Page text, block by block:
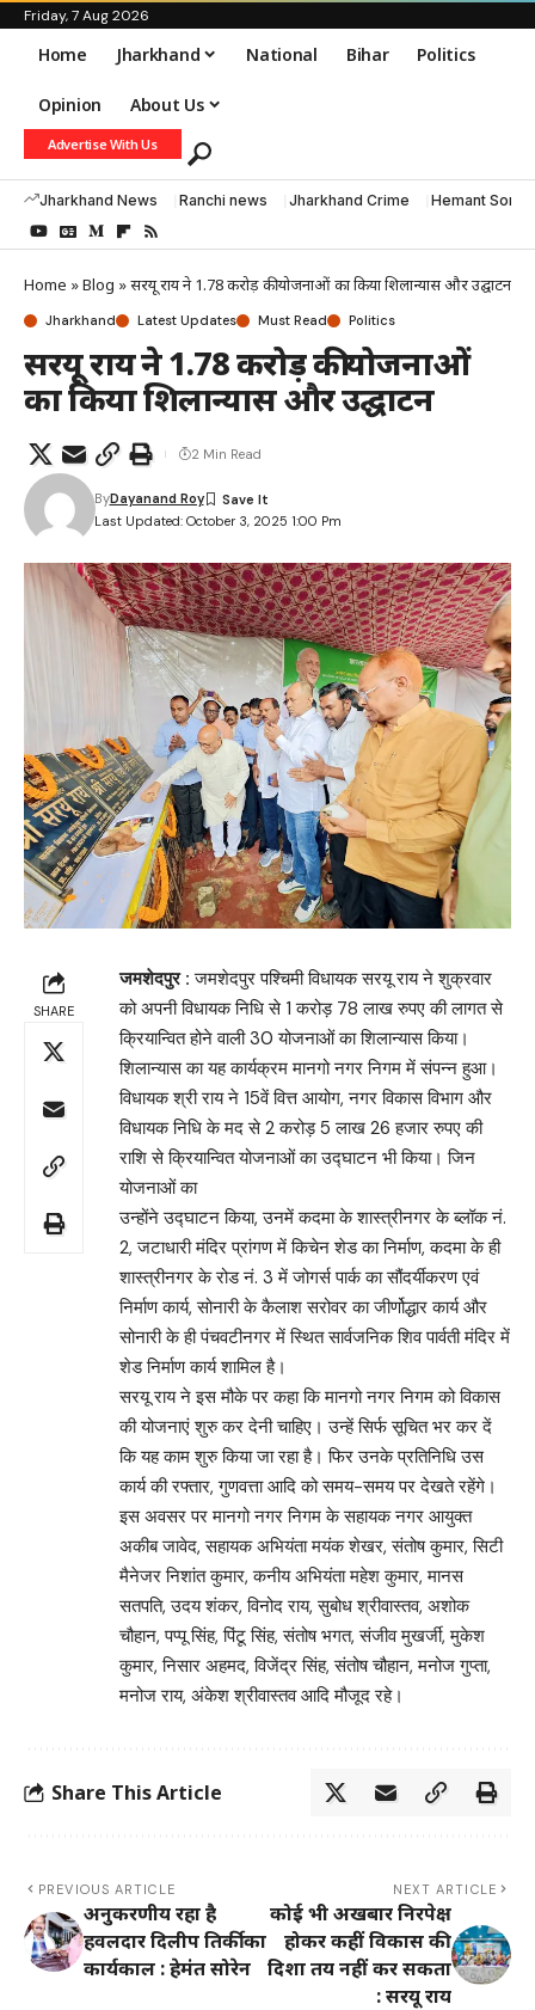
Friday, 7 Aug 2026
Home Jharkhand National Bihar Politics
Opinion About Us
Advertise With Us
Jharkhand News Ranchi news Jharkhand Crime Hemant Soren
Home »Blog »सरयू राय ने 1.78 करोड़ की योजनाओं का किया शिलान्यास और उद्घाटन
Jharkhand Latest Updates Must Read Politics
सरयू राय ने 1.78 करोड़ की योजनाओं
का किया शिलान्यास और उद्घाटन
Last Updated: October 3, 2025 1:00 Pm
ByDayanand Roy
2 Min Read
SHARE
जमशेदपुर :जमशेदपुर पश्चिमी विधायक सरयू राय ने शुक्रवार
को अपनी विधायक निधि से 1 करोड़ 78 लाख रुपए की लागत से
क्रियान्वित होने वाली 30 योजनाओं का शिलान्यास किया।
शिलान्यास का यह कार्यक्रम मानगो नगर निगम में संपन्न हुआ।
विधायक श्री राय ने 15वें वित्त आयोग, नगर विकास विभाग और
विधायक निधि के मद से 2 करोड़ 5 लाख 26 हजार रुपए की
राशि से क्रियान्वित योजनाओं का उद्घाटन भी किया। जिन
योजनाओं का
उन्होंने उद्घाटन किया, उनमें कदमा के शास्त्रीनगर के ब्लॉक नं.
2, जटाधारी मंदिर प्रांगण में किचेन शेड का निर्माण, कदमा के ही
शास्त्रीनगर के रोड नं. 3 में जोगर्स पार्क का सौंदर्यीकरण एवं
निर्माण कार्य, सोनारी के कैलाश सरोवर का जीर्णोद्धार कार्य और
सोनारी के ही पंचवटीनगर में स्थित सार्वजनिक शिव पार्वती मंदिर में
शेड निर्माण कार्य शामिल है।
सरयू राय ने इस मौके पर कहा कि मानगो नगर निगम को विकास
की योजनाएं शुरु कर देनी चाहिए। उन्हें सिर्फ सूचित भर कर दें
कि यह काम शुरु किया जा रहा है। फिर उनके प्रतिनिधि उस
कार्य की रफ्तार, गुणवत्ता आदि को समय-समय पर देखते रहेंगे।
इस अवसर पर मानगो नगर निगम के सहायक नगर आयुक्त
अकीब जावेद, सहायक अभियंता मयंक शेखर, संतोष कुमार, सिटी
मैनेजर निशांत कुमार, कनीय अभियंता महेश कुमार, मानस
सतपति, उदय शंकर, विनोद राय, सुबोध श्रीवास्तव, अशोक
चौहान, पप्पू सिंह, पिंटू सिंह, संतोष भगत, संजीव मुखर्जी, मुकेश
कुमार, निसार अहमद, विजेंद्र सिंह, संतोष चौहान, मनोज गुप्ता,
मनोज राय, अंकेश श्रीवास्तव आदि मौजूद रहे।
Share This Article
PREVIOUS ARTICLE
अनुकरणीय रहा है
हवलदार दिलीप तिर्की का
कार्यकाल : हेमंत सोरेन
NEXT ARTICLE
कोई भी अखबार निरपेक्ष
होकर कहीं विकास की
दिशा तय नहीं कर सकता
: सरयू राय